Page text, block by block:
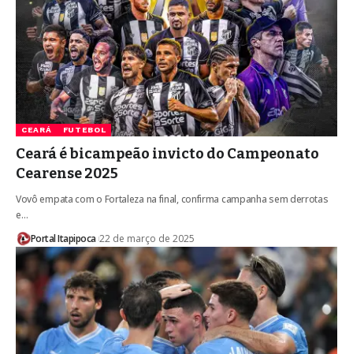
CEARÁ FUTEBOL
Ceará é bicampeão invicto do Campeonato
Cearense 2025
Vovô empata com o Fortaleza na final, confirma campanha sem derrotas
e…
Portal Itapipoca 22 de março de 2025